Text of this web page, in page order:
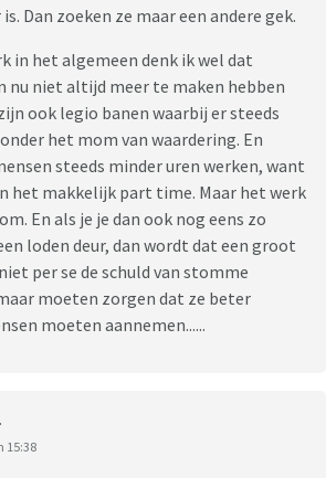
Dan zoeken ze maar een andere gek.
in het algemeen denk ik wel dat
nu niet altijd meer te maken hebben
ook legio banen waarbij er steeds
het mom van waardering. En
steeds minder uren werken, want
het makkelijk part time. Maar het werk
En als je je dan ook nog eens zo
loden deur, dan wordt dat een groot
per se de schuld van stomme
moeten zorgen dat ze beter
moeten aannemen......
15:38